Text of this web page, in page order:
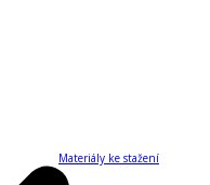
Materiály ke stažení